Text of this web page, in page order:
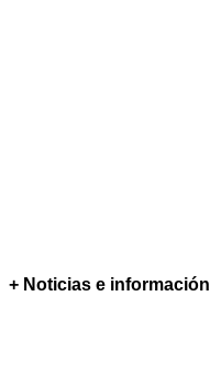
+ Noticias e información